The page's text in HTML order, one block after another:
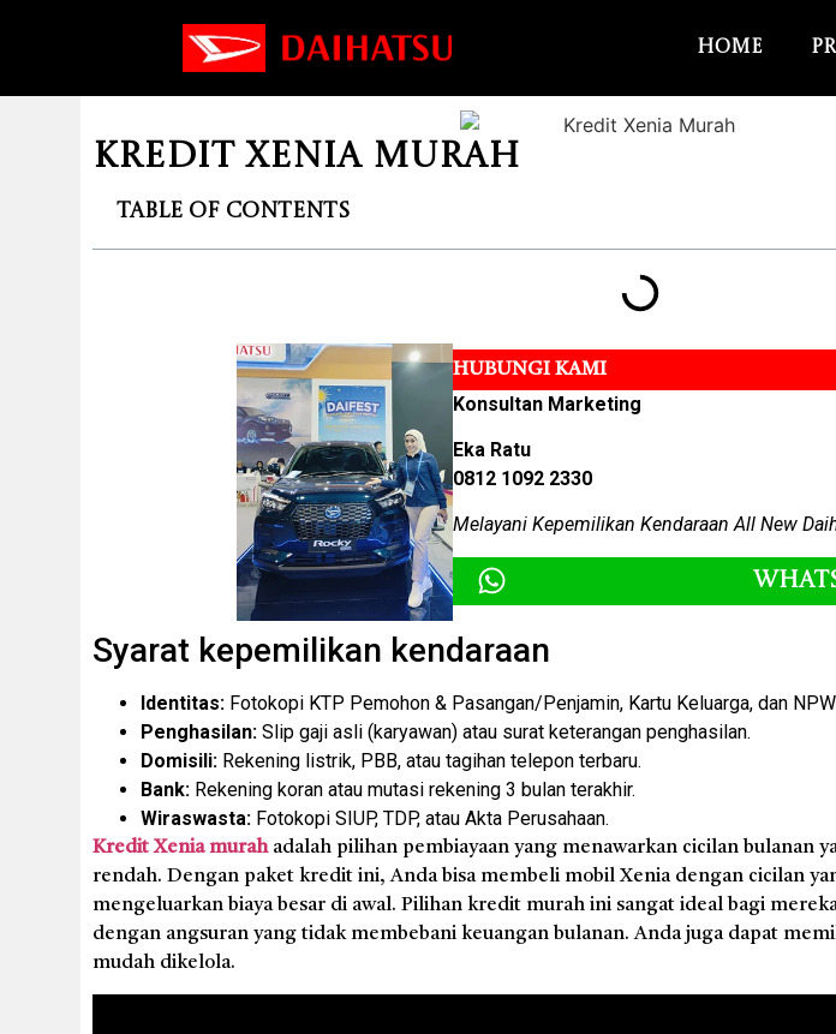
Home
Kredit Xenia murah
Table of Contents
HUBUNGI KAMI
Konsultan Marketing
Eka Ratu
0812 1092 2330
Melayani Kepemilikan Kendaraan All New
Syarat kepemilikan kendaraan
Identitas: Fotokopi KTP Pemohon & Pasangan/Penjamin, Kartu Keluarga, dan
Penghasilan: Slip gaji asli (karyawan) atau surat keterangan penghasilan.
Domisili: Rekening listrik, PBB, atau tagihan telepon terbaru.
Bank: Rekening koran atau mutasi rekening 3 bulan terakhir.
Wiraswasta: Fotokopi SIUP, TDP, atau Akta Perusahaan.
Kredit Xenia murahadalah pilihan pembiayaan yang menawarkan cicilan bulanan
rendah. Dengan paket kredit ini, Anda bisa membeli mobil Xenia dengan cicilan
mengeluarkan biaya besar di awal. Pilihan kredit murah ini sangat ideal bagi
dengan angsuran yang tidak membebani keuangan bulanan. Anda juga dapat
mudah dikelola.